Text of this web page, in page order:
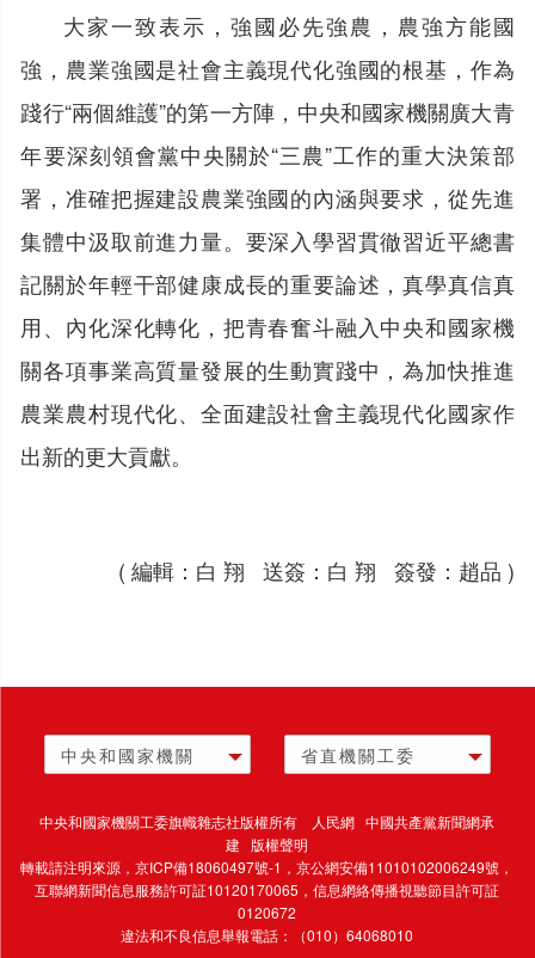
大家一致表示，強國必先強農，農強方能國
強，農業強國是社會主義現代化強國的根基，作為
踐行“兩個維護”的第一方陣，中央和國家機關廣大青
年要深刻領會黨中央關於“三農”工作的重大決策部
署，准確把握建設農業強國的內涵與要求，從先進
集體中汲取前進力量。要深入學習貫徹習近平總書
記關於年輕干部健康成長的重要論述，真學真信真
用、內化深化轉化，把青春奮斗融入中央和國家機
關各項事業高質量發展的生動實踐中，為加快推進
農業農村現代化、全面建設社會主義現代化國家作
出新的更大貢獻。
( 編輯：白 翔 送簽：白 翔 簽發：趙品 )
中央和國家機關 省直機關工委
中央和國家機關工委旗幟雜志社版權所有 人民網 中國共產黨新聞網承
建 版權聲明
轉載請注明來源，京ICP備18060497號-1 ，京公網安備11010102006249號，
互聯網新聞信息服務許可証10120170065，信息網絡傳播視聽節目許可証
0120672
違法和不良信息舉報電話：（010）64068010